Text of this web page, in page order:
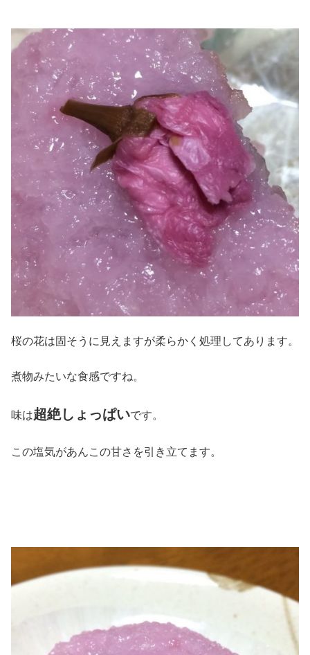
桜の花は固そうに見えますが柔らかく処理してあります。
煮物みたいな食感ですね。
味は超絶しょっぱいです。
この塩気があんこの甘さを引き立てます。